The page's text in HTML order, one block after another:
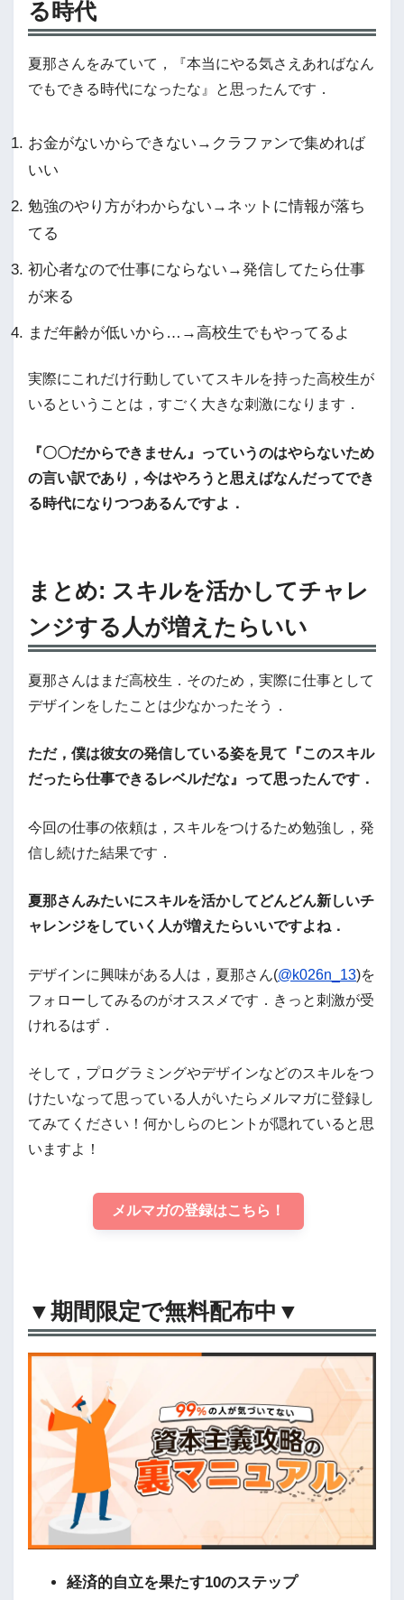
る時代
夏那さんをみていて，『本当にやる気さえあればなん
でもできる時代になったな』と思ったんです．
お金がないからできない→クラファンで集めれば
いい
勉強のやり方がわからない→ネットに情報が落ち
てる
初心者なので仕事にならない→発信してたら仕事
が来る
まだ年齢が低いから…→高校生でもやってるよ
実際にこれだけ行動していてスキルを持った高校生が
いるということは，すごく大きな刺激になります．
『〇〇だからできません』っていうのはやらないため
の言い訳であり，今はやろうと思えばなんだってでき
る時代になりつつあるんですよ．
まとめ: スキルを活かしてチャレ
ンジする人が増えたらいい
夏那さんはまだ高校生．そのため，実際に仕事として
デザインをしたことは少なかったそう．
ただ，僕は彼女の発信している姿を見て『このスキル
だったら仕事できるレベルだな』って思ったんです．
今回の仕事の依頼は，スキルをつけるため勉強し，発
信し続けた結果です．
夏那さんみたいにスキルを活かしてどんどん新しいチ
ャレンジをしていく人が増えたらいいですよね．
デザインに興味がある人は，夏那さん(@k026n_13)を
フォローしてみるのがオススメです．きっと刺激が受
けれるはず．
そして，プログラミングやデザインなどのスキルをつ
けたいなって思っている人がいたらメルマガに登録し
てみてください！何かしらのヒントが隠れていると思
いますよ！
メルマガの登録はこちら！
▼期間限定で無料配布中▼
経済的自立を果たす10のステップ